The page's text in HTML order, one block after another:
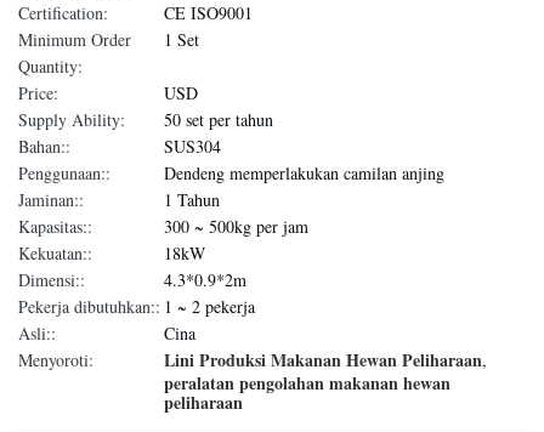
Certification:
CE ISO9001
Minimum Order
Quantity:
1 Set
Price:
USD
Supply Ability:
50 set per tahun
Bahan::
SUS304
Penggunaan::
Dendeng memperlakukan camilan anjing
Jaminan::
1 Tahun
Kapasitas::
300 ~ 500kg per jam
Kekuatan::
18kW
Dimensi::
4.3*0.9*2m
Pekerja dibutuhkan:: 1 ~ 2 pekerja
Asli::
Cina
Menyoroti:
Lini Produksi Makanan Hewan Peliharaan,
peralatan pengolahan makanan hewan
peliharaan